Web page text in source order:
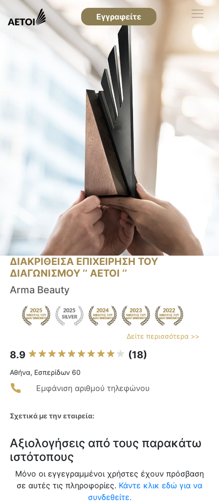
Εγγραφείτε
ΔΙΑΚΡΙΘΕΙΣΑ ΕΠΙΧΕΙΡΗΣΗ ΤΟΥ
ΔΙΑΓΩΝΙΣΜΟΥ ‘’ ΑΕΤΟΙ ‘’
Arma Beauty
Δείτε περισσότερα >>
8.9 (18)
Αθήνα, Εσπερίδων 60
Εμφάνιση αριθμού τηλεφώνου
Σχετικά με την εταιρεία:
Αξιολογήσεις από τους παρακάτω
ιστότοπους
Μόνο οι εγγεγραμμένοι χρήστες έχουν πρόσβαση
σε αυτές τις πληροφορίες. Κάντε κλικ εδώ για να
συνδεθείτε.